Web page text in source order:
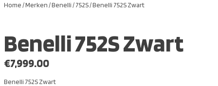
Home /Merken /Benelli /752S/ Benelli 752S Zwart
Benelli 752S Zwart
€7,999.00
Benelli 752S Zwart